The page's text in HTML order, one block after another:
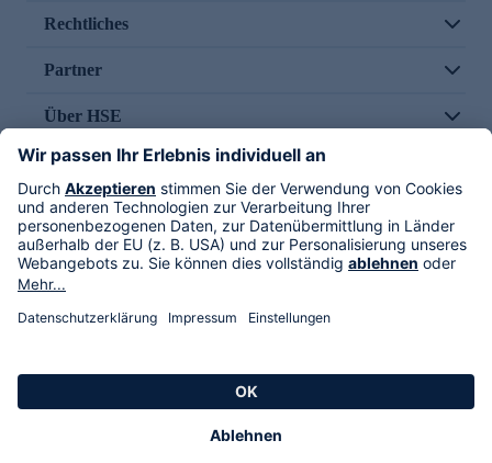
Rechtliches
Partner
Über HSE
Im TV
HSE International